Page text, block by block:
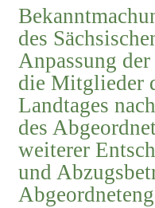
des
Anpassung
die Mitglieder
Landtages
des
weiterer
und